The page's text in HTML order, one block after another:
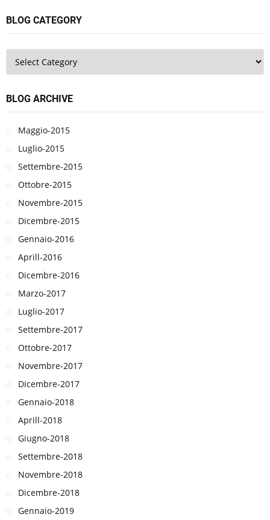
BLOG CATEGORY
BLOG ARCHIVE
Maggio-2015
Luglio-2015
Settembre-2015
Ottobre-2015
Novembre-2015
Dicembre-2015
Gennaio-2016
Aprill-2016
Dicembre-2016
Marzo-2017
Luglio-2017
Settembre-2017
Ottobre-2017
Novembre-2017
Dicembre-2017
Gennaio-2018
Aprill-2018
Giugno-2018
Settembre-2018
Novembre-2018
Dicembre-2018
Gennaio-2019